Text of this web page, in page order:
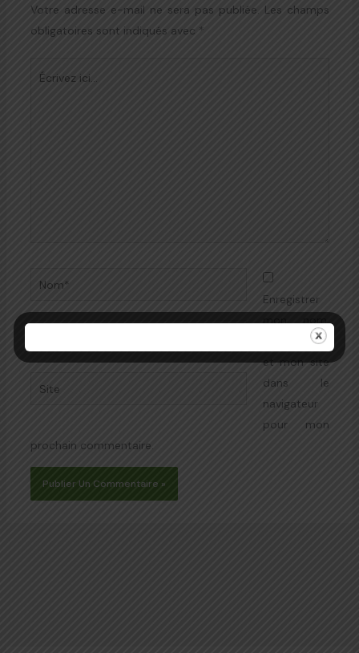
Votre adresse e-mail ne sera pas publiée.
Les champs
obligatoires sont indiqués avec *
Nom*
mail*
Site
Enregistrer
mon nom,
mon e-mail
et mon site
dans le
navigateur
pour mon
prochain commentaire.